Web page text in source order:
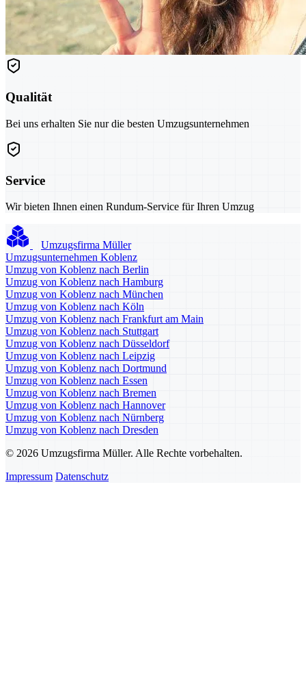
Qualität
Bei uns erhalten Sie nur die besten Umzugsunternehmen
Service
Wir bieten Ihnen einen Rundum-Service für Ihren Umzug
Umzugsfirma Müller
Umzugsunternehmen Koblenz
Umzug von Koblenz nach Berlin
Umzug von Koblenz nach Hamburg
Umzug von Koblenz nach München
Umzug von Koblenz nach Köln
Umzug von Koblenz nach Frankfurt am Main
Umzug von Koblenz nach Stuttgart
Umzug von Koblenz nach Düsseldorf
Umzug von Koblenz nach Leipzig
Umzug von Koblenz nach Dortmund
Umzug von Koblenz nach Essen
Umzug von Koblenz nach Bremen
Umzug von Koblenz nach Hannover
Umzug von Koblenz nach Nürnberg
Umzug von Koblenz nach Dresden
© 2026 Umzugsfirma Müller. Alle Rechte vorbehalten.
Impressum Datenschutz